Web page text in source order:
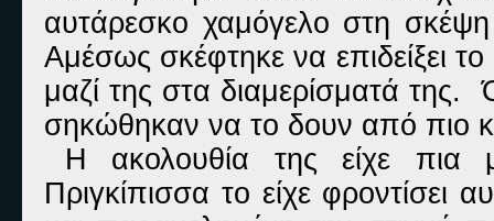
αυτάρεσκο χαμόγελο στη
Αμέσως σκέφτηκε να επιδείξει
μαζί της στα διαμερίσματά
σηκώθηκαν να το δουν από πιο
Η ακολουθία της είχε πια
Πριγκίπισσα το είχε φροντίσει